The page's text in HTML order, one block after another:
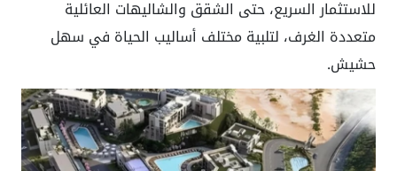
للاستثمار السريع، حتى الشقق والشاليهات العائلية
متعددة الغرف، لتلبية مختلف أساليب الحياة في سهل
حشيش.